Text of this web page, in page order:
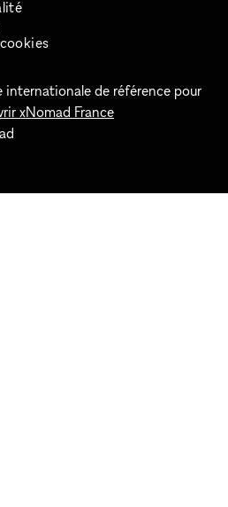
de référence pour
xNomad France